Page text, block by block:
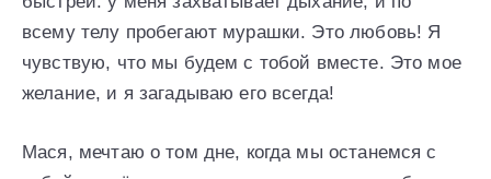
всему телу пробегают мурашки. Это любовь! Я
чувствую, что мы будем с тобой вместе. Это мое
желание, и я загадываю его всегда!
Мася, мечтаю о том дне, когда мы останемся с